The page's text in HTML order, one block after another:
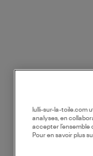
lulli-sur-la-toile.com
analyses, en
accepter l’ensemble
Pour en savoir plus